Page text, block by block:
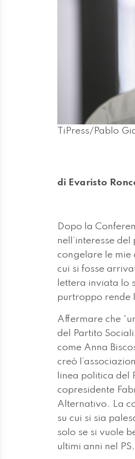
TiPress/Pablo
di Evaristo
Dopo la
nell’interesse
congelare le mie
cui si fosse
lettera inviata lo
purtroppo rende
Affermare che
del Partito
come Anna
creò
linea politica del
copresidente
Alternativo. La
su cui si sia
solo se si vuole
ultimi anni nel PS.